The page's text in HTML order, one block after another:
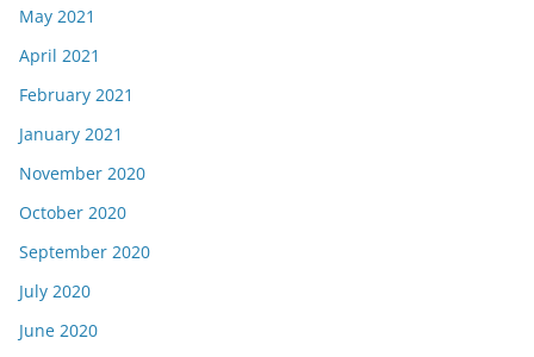
May 2021
April 2021
February 2021
January 2021
November 2020
October 2020
September 2020
July 2020
June 2020